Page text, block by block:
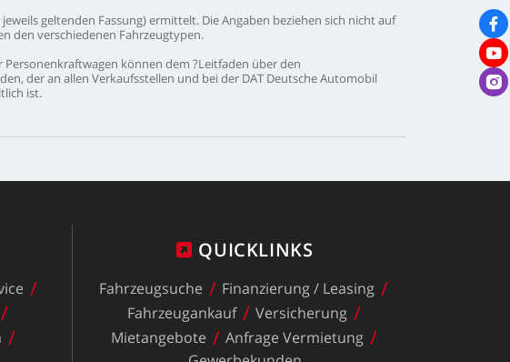
jeweils geltenden Fassung)ermittelt. DieAngaben beziehen sich nichtauf
den verschiedenen Fahrzeugtypen.
Personenkraftwagen können dem ?Leitfaden überden
deran allen Verkaufsstellen und beider DAT DeutscheAutomobil
ist.
QUICKLINKS
Fahrzeugsuche Finanzierung/ Leasing
Fahrzeugankauf
Versicherung
Mietangebote
Anfrage Vermietung